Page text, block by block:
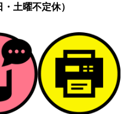
土曜不定休）